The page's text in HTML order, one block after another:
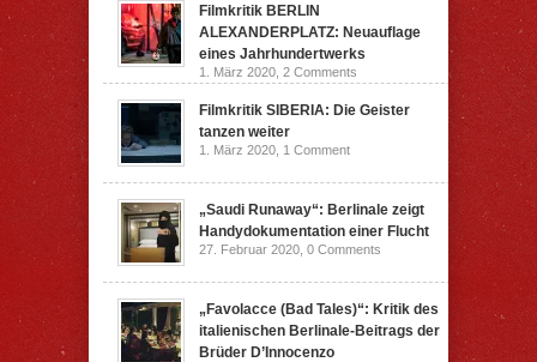
Filmkritik BERLIN
ALEXANDERPLATZ: Neuauflage
eines Jahrhundertwerks
1. März 2020, 2 Comments
Filmkritik SIBERIA: Die Geister
tanzen weiter
1. März 2020, 1 Comment
„Saudi Runaway“: Berlinale zeigt
Handydokumentation einer Flucht
27. Februar 2020, 0 Comments
„Favolacce (Bad Tales)“: Kritik des
italienischen Berlinale-Beitrags der
Brüder D’Innocenzo